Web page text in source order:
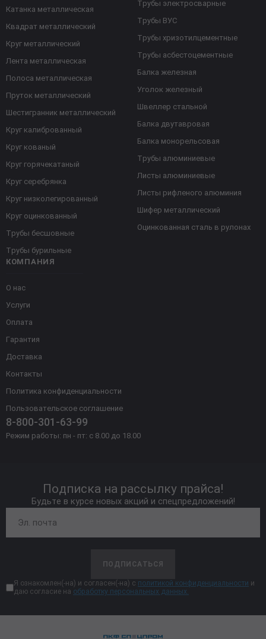
КОМПАНИЯ
О нас
Услуги
Оплата
Гарантия
Доставка
Контакты
Политика конфиденциальности
Пользовательское соглашение
8-800-301-63-99
Режим работы: пн - пт: с 8.00 до 18.00
Катанка металлическая
Квадрат металлический
Круг металлический
Лента металлическая
Полоса металлическая
Пруток металлический
Шестигранник металлический
Круг калиброванный
Круг кованый
Круг горячекатаный
Круг серебрянка
Круг низколегированный
Круг оцинкованный
Трубы бесшовные
Трубы бурильные
Трубы электросварные
Трубы ВУС
Трубы хризотилцементные
Трубы асбестоцементные
Балка железная
Уголок железный
Швеллер стальной
Балка двутавровая
Балка монорельсовая
Трубы алюминиевые
Листы алюминиевые
Листы рифленого алюминия
Шифер металлический
Оцинкованная сталь в рулонах
Подписка на рассылку прайса!
Будьте в курсе новых акций и спецпредложений!
ПОДПИСАТЬСЯ
Я ознакомлен(-на) и согласен(-на) с политикой конфиденциальности и
даю согласие на обработку персональных данных.